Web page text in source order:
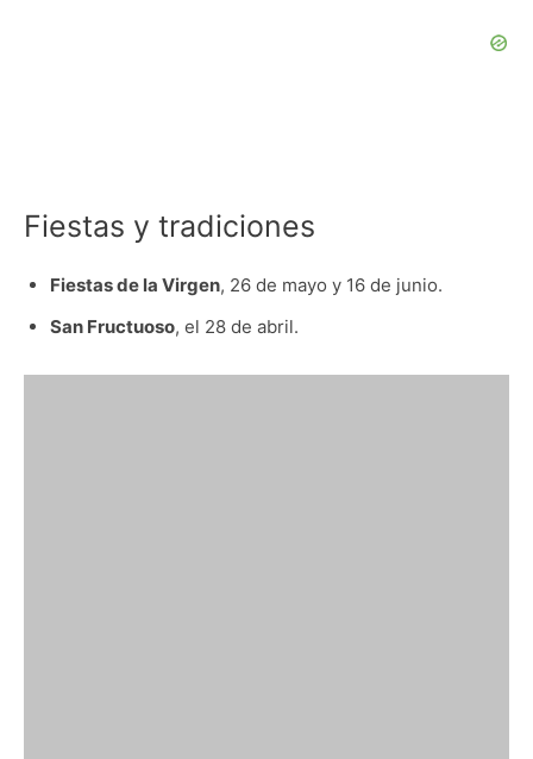
Fiestas y tradiciones
Fiestas de la Virgen, 26 de mayo y 16 de junio.
San Fructuoso, el 28 de abril.